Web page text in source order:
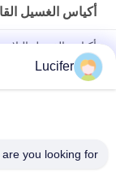
أكياس الغسيل
أكياس الغسيل
للتصرف للطب /
Lucifer
you looking for?